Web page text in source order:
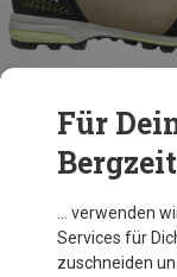
Du sparst 10%
Für
… verwenden
Services für
zuschneiden